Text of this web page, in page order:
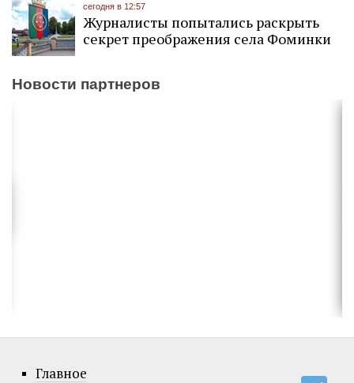
сегодня в 12:57
Журналисты попытались раскрыть
секрет преображения села Фоминки
Новости партнеров
Главное